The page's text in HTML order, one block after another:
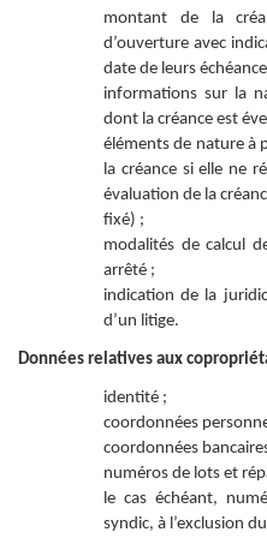
montant de la
d’ouverture avec
date de leurs
informations sur la
dont la créance est
éléments de nature à
la créance si elle ne
évaluation de la
fixé) ;
modalités de calcul
arrêté ;
indication de la
d’un litige.
Données relatives aux
identité ;
coordonnées
coordonnées
numéros de lots et
le cas échéant,
syndic, à l’exclusion